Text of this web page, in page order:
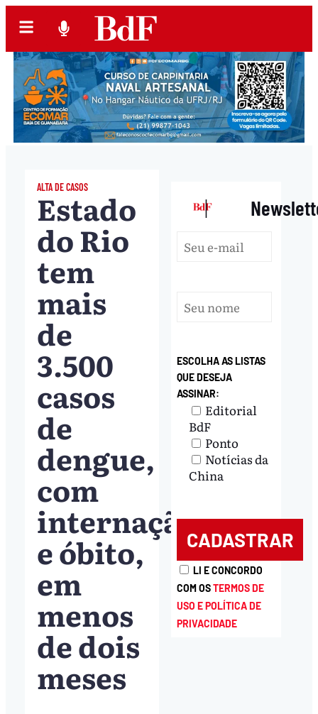
ALTA DE CASOS
Estado
do Rio
tem
mais
de
3.500
casos
de
dengue,
com
internação
e óbito,
em
menos
de dois
meses
|
ESCOLHA AS LISTAS
QUE DESEJA
ASSINAR:
Editorial
BdF
Ponto
Notícias da
China
LI E CONCORDO
COM OSTERMOS DE
USO E POLÍTICA DE
PRIVACIDADE